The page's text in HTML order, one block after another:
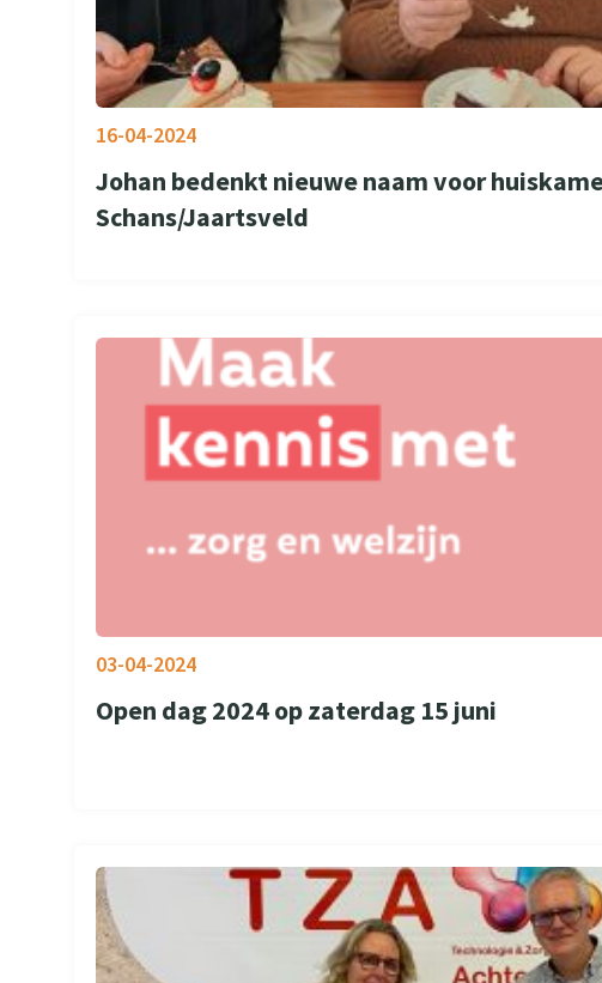
Johan bedenkt nieuwe naam voor
Schans/Jaartsveld
16-04-2024
Open dag 2024 op zaterdag 15 juni
03-04-2024